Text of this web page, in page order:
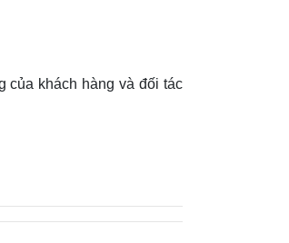
của khách hàng và đối tác